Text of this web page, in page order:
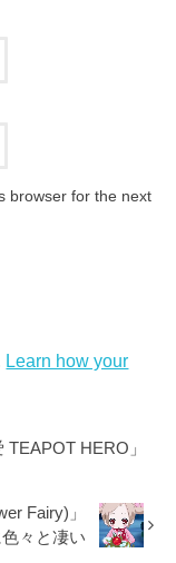
browser for the next
Learn how your
HERO」
Fairy)」
々と凄い